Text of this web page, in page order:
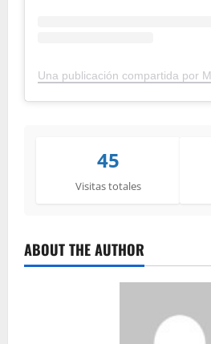
45
Visitas totales
ABOUT THE AUTHOR